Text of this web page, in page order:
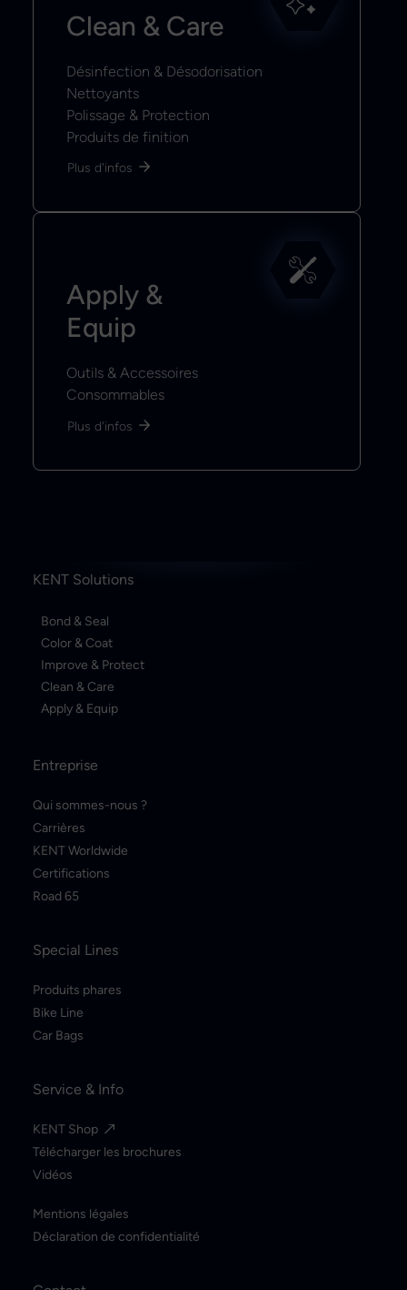
Clean & Care
Désinfection & Désodorisation
Nettoyants
Polissage & Protection
Produits de finition
Plus d'infos
Apply &
Equip
Outils & Accessoires
Consommables
Plus d'infos
KENT Solutions
Bond & Seal
Color & Coat
Improve & Protect
Clean & Care
Apply & Equip
Entreprise
Qui sommes-nous ?
Carrières
KENT Worldwide
Certifications
Road 65
Special Lines
Produits phares
Bike Line
Car Bags
Service & Info
KENT Shop
Télécharger les brochures
Vidéos
Mentions légales
Déclaration de confidentialité